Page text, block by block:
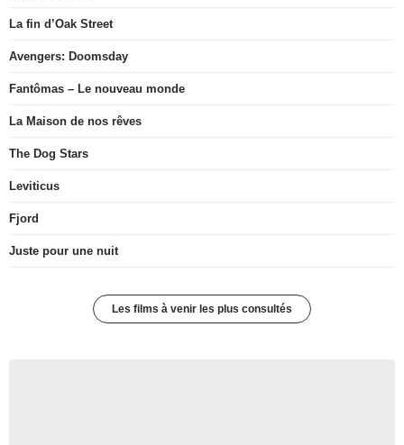
La fin d’Oak Street
Avengers: Doomsday
Fantômas – Le nouveau monde
La Maison de nos rêves
The Dog Stars
Leviticus
Fjord
Juste pour une nuit
Les films à venir les plus consultés